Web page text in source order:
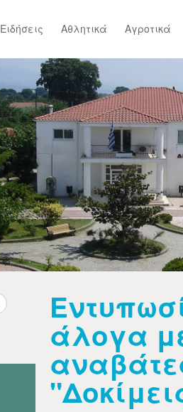
Ειδήσεις Αθλητικά Αγροτικά
άλογα